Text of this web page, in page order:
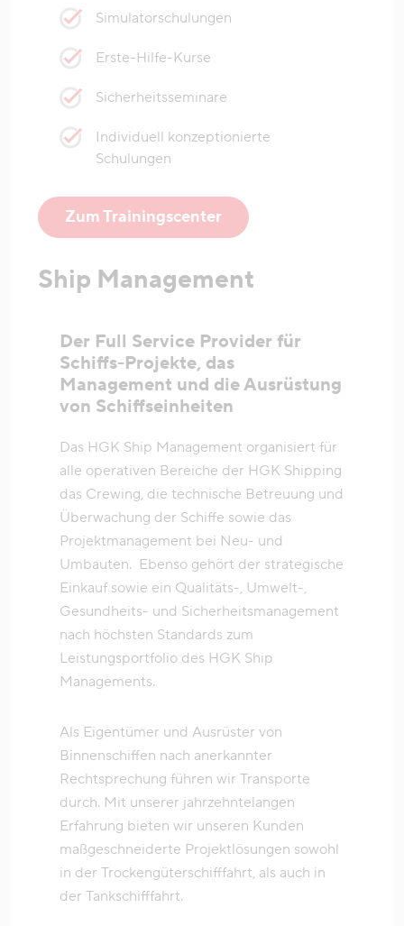
Simulatorschulungen
Erste-Hilfe-Kurse
Sicherheitsseminare
Individuell konzeptionierte
Schulungen
Zum Trainingscenter
Ship Management
Der Full Service Provider für
Schiffs-Projekte, das
Management und die Ausrüstung
von Schiffseinheiten
Das HGK Ship Management organisiert für
alle operativen Bereiche der HGK Shipping
das Crewing, die technische Betreuung und
Überwachung der Schiffe sowie das
Projektmanagement bei Neu- und
Umbauten. Ebenso gehört der strategische
Einkauf sowie ein Qualitäts-, Umwelt-,
Gesundheits- und Sicherheitsmanagement
nach höchsten Standards zum
Leistungsportfolio des HGK Ship
Managements.
Als Eigentümer und Ausrüster von
Binnenschiffen nach anerkannter
Rechtsprechung führen wir Transporte
durch. Mit unserer jahrzehntelangen
Erfahrung bieten wir unseren Kunden
maßgeschneiderte Projektlösungen sowohl
in der Trockengüterschifffahrt, als auch in
der Tankschifffahrt.